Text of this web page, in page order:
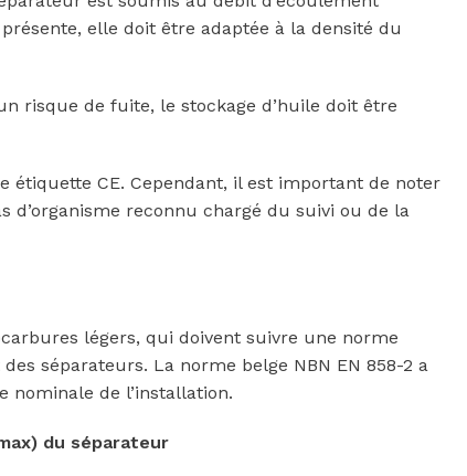
elle doit être adaptée à la densité du
risque de fuite, le stockage d’huile doit être
étiquette CE. Cependant, il est important de noter
reconnu chargé du suivi ou de la
légers, qui doivent suivre une norme
séparateurs. La norme belge NBN EN 858-2 a
de l’installation.
du séparateur